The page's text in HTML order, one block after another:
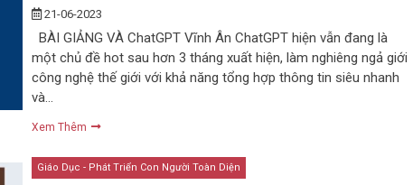
21-06-2023
BÀI GIẢNG VÀ ChatGPT Vĩnh Ân ChatGPT hiện vẫn đang là
một chủ đề hot sau hơn 3 tháng xuất hiện, làm nghiêng ngả giới
công nghệ thế giới với khả năng tổng hợp thông tin siêu nhanh
và…
Xem Thêm
Giáo Dục - Phát Triển Con Người Toàn Diện